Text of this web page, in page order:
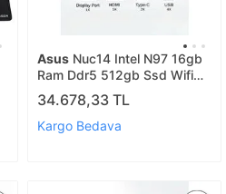
Asus Nuc14 Intel N97 16gb
Ram Ddr5 512gb Ssd Wifi
6e 2.5g Lan Vesa Freedos
Mini Pc Nuc14mnk97 A6
34.678,33 TL
Kargo Bedava